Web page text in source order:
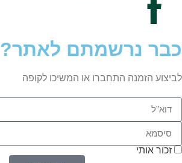
כבר נרשמתם לאתר?
לביצוע הזמנה התחברו או המשיכו לקופה
זכור אותי